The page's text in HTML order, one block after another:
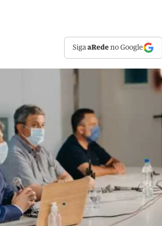
SigaaRede no Google